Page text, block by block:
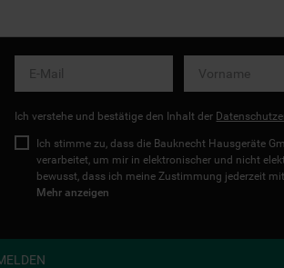
Ich verstehe und bestätige den Inhalt der
Ich stimme zu, dass die Bauknecht Hausgeräte
verarbeitet, um mir in elektronischer und nicht
bewusst, dass ich meine Zustimmung jederzeit
Mehr anzeigen